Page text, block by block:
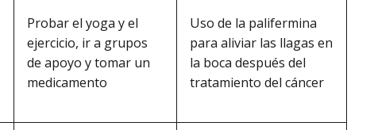
Probar el yoga y el
ejercicio, ir a grupos
de apoyo y tomar un
medicamento
Uso de la palifermina
para aliviar las llagas en
la boca después del
tratamiento del cáncer